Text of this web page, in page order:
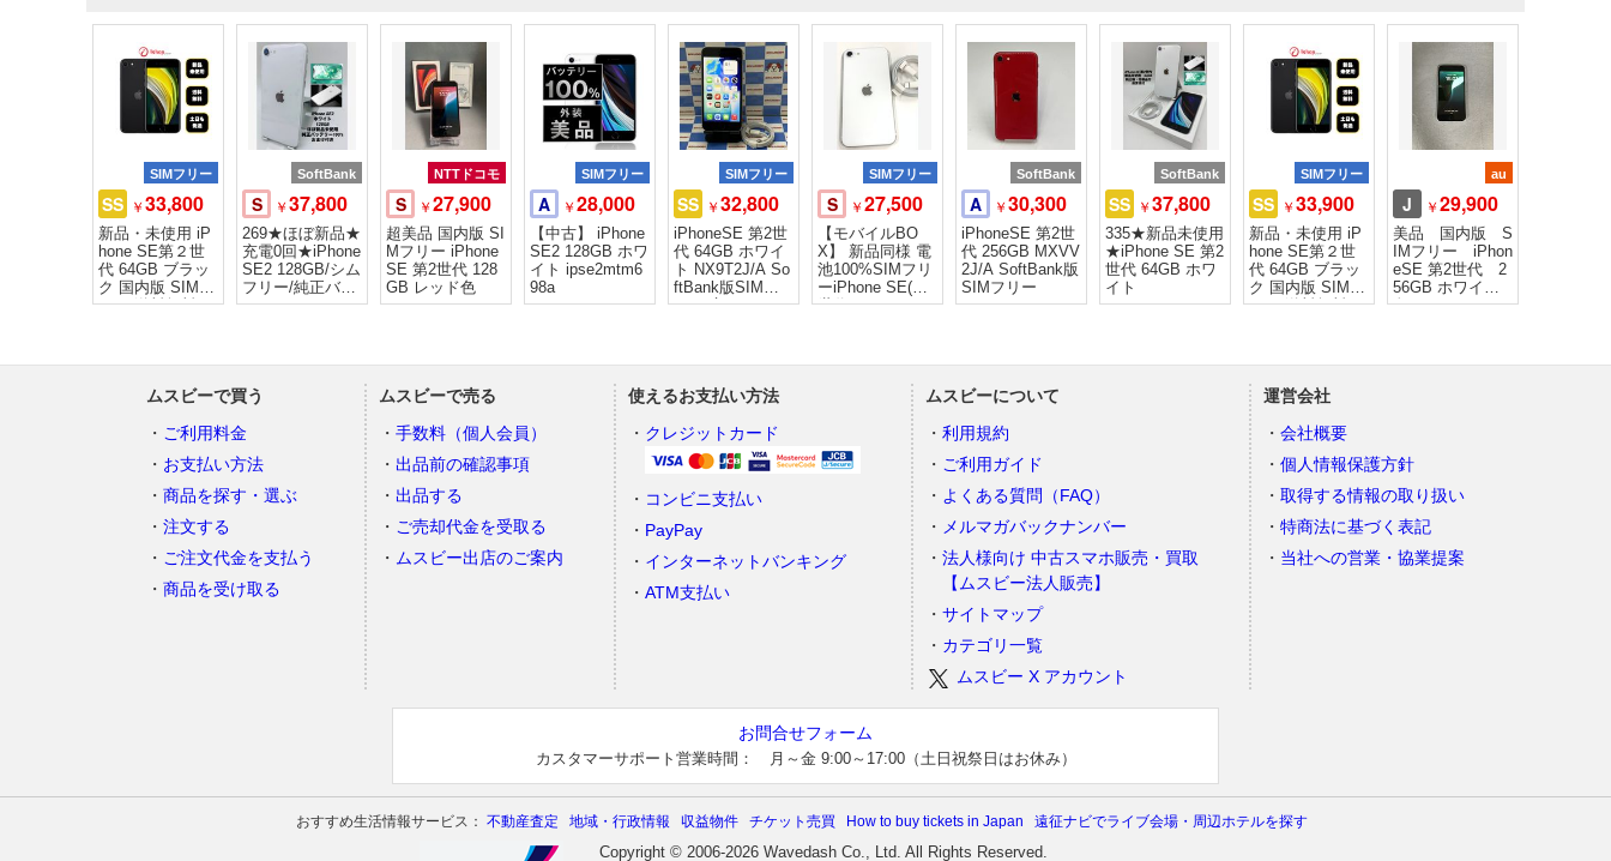
SIMフリー
SS ￥33,800
新品・未使用 iP
hone SE第２世
代 64GB ブラッ
ク 国内版 SIMフ
リー 送料無料
SoftBank
S ￥37,800
269★ほぼ新品★
充電0回★iPhone
SE2 128GB/シム
フリー/純正バッ
テリー100%
NTTドコモ
S ￥27,900
超美品 国内版 SI
Mフリー iPhone
SE 第2世代 128
GB レッド色
SIMフリー
A ￥28,000
【中古】 iPhone
SE2 128GB ホワ
イト ipse2mtm6
98a
SIMフリー
SS ￥32,800
iPhoneSE 第2世
代 64GB ホワイ
ト NX9T2J/A So
ftBank版SIMフ
リー 交
SIMフリー
S ￥27,500
【モバイルBO
X】 新品同様 電
池100%SIMフリ
ーiPhone SE(第2
世代) 128GB
SoftBank
A ￥30,300
iPhoneSE 第2世
代 256GB MXVV
2J/A SoftBank版
SIMフリー
SoftBank
SS ￥37,800
335★新品未使用
★iPhone SE 第2
世代 64GB ホワ
イト
SIMフリー
SS ￥33,900
新品・未使用 iP
hone SE第２世
代 64GB ブラッ
ク 国内版 SIMフ
リー 送料無料
au
J ￥29,900
美品 国内版 S
IMフリー iPhon
eSE 第2世代 2
56GB ホワイト
色
ムスビーで買う
ご利用料金
お支払い方法
商品を探す・選ぶ
注文する
ご注文代金を支払う
商品を受け取る
ムスビーで売る
手数料（個人会員）
出品前の確認事項
出品する
ご売却代金を受取る
ムスビー出店のご案内
使えるお支払い方法
クレジットカード
コンビニ支払い
PayPay
インターネットバンキング
ATM支払い
ムスビーについて
利用規約
ご利用ガイド
よくある質問（FAQ）
メルマガバックナンバー
法人様向け 中古スマホ販売・買取
【ムスビー法人販売】
サイトマップ
カテゴリ一覧
ムスビー X アカウント
運営会社
会社概要
個人情報保護方針
取得する情報の取り扱い
特商法に基づく表記
当社への営業・協業提案
お問合せフォーム
カスタマーサポート営業時間： 月～金 9:00～17:00（土日祝祭日はお休み）
おすすめ生活情報サービス： 不動産査定 地域・行政情報 収益物件 チケット売買 How to buy tickets in Japan 遠征ナビでライブ会場・周辺ホテルを探す
Copyright © 2006-2026 Wavedash Co., Ltd. All Rights Reserved.